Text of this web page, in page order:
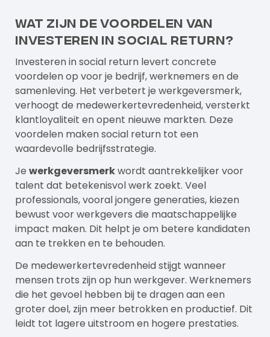
Wat zijn de voordelen van
investeren in social return?
Investeren in social return levert concrete
voordelen op voor je bedrijf, werknemers en de
samenleving. Het verbetert je werkgeversmerk,
verhoogt de medewerkertevredenheid, versterkt
klantloyaliteit en opent nieuwe markten. Deze
voordelen maken social return tot een
waardevolle bedrijfsstrategie.
Je werkgeversmerkwordt aantrekkelijker voor
talent dat betekenisvol werk zoekt. Veel
professionals, vooral jongere generaties, kiezen
bewust voorwerkgevers die maatschappelijke
impact maken. Dit helpt je om betere kandidaten
aan te trekken en te behouden.
De medewerkertevredenheid stijgt wanneer
mensen trots zijn op hun werkgever. Werknemers
die het gevoel hebben bij te dragen aan een
groter doel, zijn meer betrokken en productief. Dit
leidt tot lagere uitstroom en hogere prestaties.